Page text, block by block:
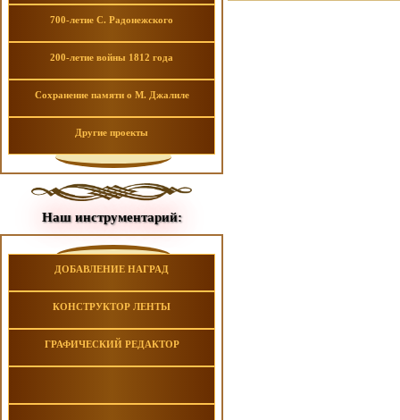
700-летие С. Радонежского
200-летие войны 1812 года
Сохранение памяти о М. Джалиле
Другие проекты
Наш инструментарий:
ДОБАВЛЕНИЕ НАГРАД
КОНСТРУКТОР ЛЕНТЫ
ГРАФИЧЕСКИЙ РЕДАКТОР